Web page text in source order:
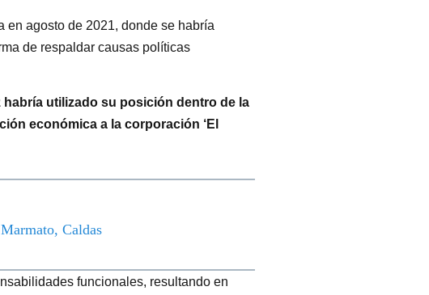
en agosto de 2021, donde se habría
de respaldar causas políticas
utilizado su posición dentro de la
económica a la corporación ‘El
Caldas
funcionales, resultando en